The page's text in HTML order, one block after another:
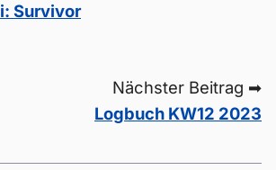
Survivor
Nächster Beitrag ➡
Logbuch KW12 2023